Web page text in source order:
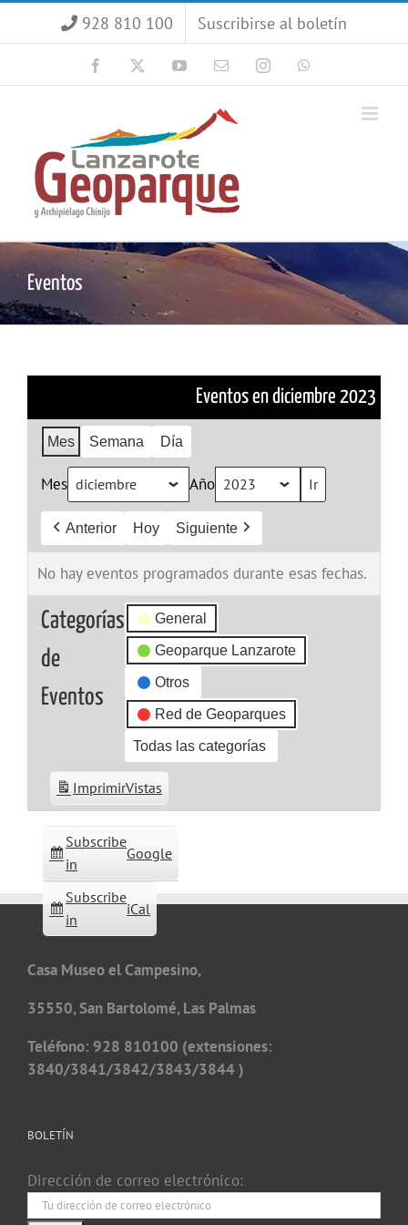
928 810 100 Suscribirse al boletín
Facebook YouTubeCorreoInstagram
Eventos
Eventos en diciembre 2023
Mes Semana Día
Mes Año
Anterior Hoy Siguiente
No hay eventos programados durante esas fechas.
Categorías
de
Eventos
General
Geoparque Lanzarote
Otros
Red de Geoparques
Todas las categorías
Subscribe
in
Google
Subscribe
in
iCal
ImprimirVistas
Casa Museo el Campesino,
35550, San Bartolomé, Las Palmas
Teléfono: 928 810100 (extensiones:
3840/3841/3842/3843/3844 )
BOLETÍN
Dirección de correo electrónico: